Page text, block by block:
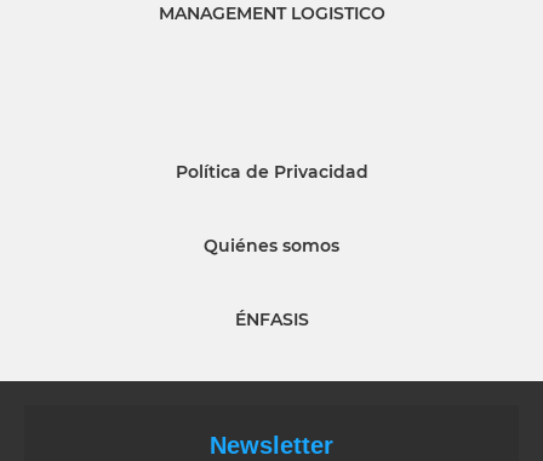
MANAGEMENT LOGISTICO
Política de Privacidad
Quiénes somos
ÉNFASIS
Newsletter